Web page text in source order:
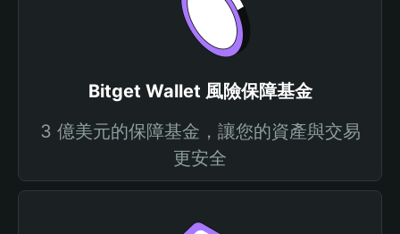
Bitget Wallet 風險保障基金
3 億美元的保障基金，讓您的資產與交易
更安全